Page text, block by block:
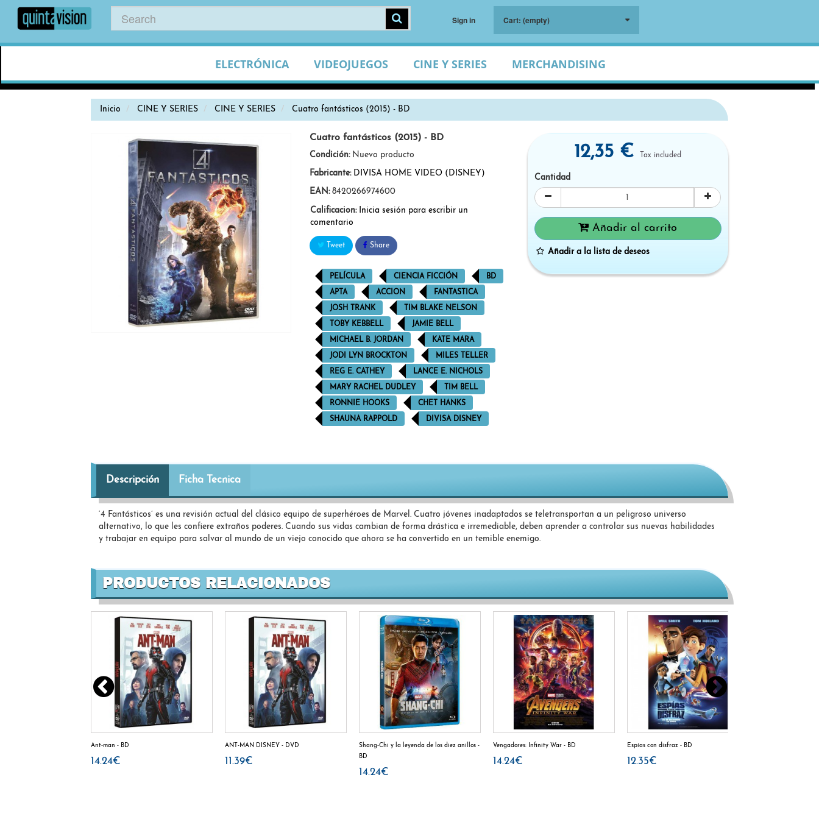
Sign in Cart: (empty)
ELECTRÓNICA VIDEOJUEGOS CINE Y SERIES MERCHANDISING
Inicio CINE Y SERIES CINE Y SERIES Cuatro fantásticos (2015) - BD
Cuatro fantásticos (2015) - BD
Condición: Nuevo producto
Fabricante: DIVISA HOME VIDEO (DISNEY)
EAN: 8420266974600
Calificacion: Inicia sesión para escribir un
comentario
Tweet Share
PELÍCULA CIENCIA FICCIÓN BD
APTA ACCION FANTASTICA
JOSH TRANK TIM BLAKE NELSON
TOBY KEBBELL JAMIE BELL
MICHAEL B. JORDAN KATE MARA
JODI LYN BROCKTON MILES TELLER
REG E. CATHEY LANCE E. NICHOLS
MARY RACHEL DUDLEY TIM BELL
RONNIE HOOKS CHET HANKS
SHAUNA RAPPOLD DIVISA DISNEY
12,35 € Tax included
Cantidad
Añadir al carrito
Añadir a la lista de deseos
Descripción Ficha Tecnica
‘4 Fantásticos’ es una revisión actual del clásico equipo de superhéroes de Marvel. Cuatro jóvenes inadaptados se teletransportan a un peligroso universo
alternativo, lo que les confiere extraños poderes. Cuando sus vidas cambian de forma drástica e irremediable, deben aprender a controlar sus nuevas habilidades
y trabajar en equipo para salvar al mundo de un viejo conocido que ahora se ha convertido en un temible enemigo.
PRODUCTOS RELACIONADOS
Ant-man - BD
14.24€
ANT-MAN DISNEY - DVD
11.39€
Shang-Chi y la leyenda de los diez anillos -
BD
14.24€
Vengadores: Infinity War - BD
14.24€
Espías con disfraz - BD
12.35€